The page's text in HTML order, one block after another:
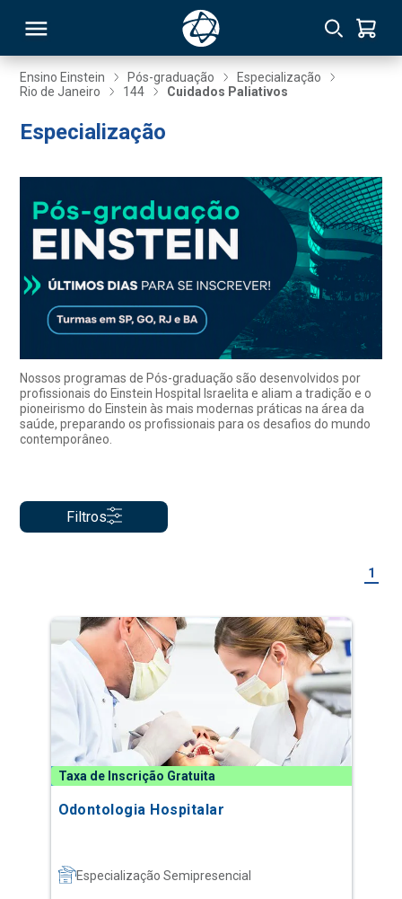
Ensino Einstein Pós-graduação
Especialização
Rio de Janeiro
144 Cuidados Paliativos
Especialização
Nossos programas de Pós-graduação são desenvolvidos por
profissionais do Einstein Hospital Israelita e aliam a tradição e o
pioneirismo do Einstein às mais modernas práticas na área da
saúde, preparando os profissionais para os desafios do mundo
contemporâneo.
Filtros
1
Taxa de Inscrição Gratuita
Odontologia Hospitalar
Especialização Semipresencial